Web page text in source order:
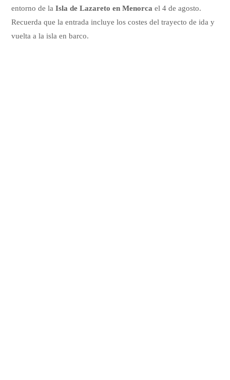
entorno de laIsla de Lazareto en Menorca el 4 de agosto.
Recuerda que la entrada incluye los costes del trayecto de ida y
vuelta a la isla en barco.